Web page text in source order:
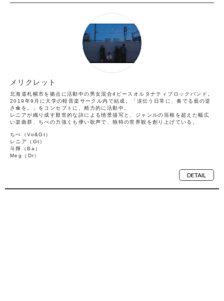
メリクレット
北海道札幌市を拠点に活動中の男女混合4ピースオルタナティブロックバンド。
2019年9月に大学の軽音楽サークル内で結成。「涙伝う日常に、奏でる藍の逆
さ傘を。」をコンセプトに、精力的に活動中。
レニアが織り成す厭世的な詩による情景描写と、ジャンルの垣根を超えた幅広
い楽曲群、ちぺの力強くも儚い歌声で、独特の世界観を創り上げている。
ちぺ（Vo&Gt）
レニア（Gt）
斗輝（Ba）
Meg（Dr）
DETAIL